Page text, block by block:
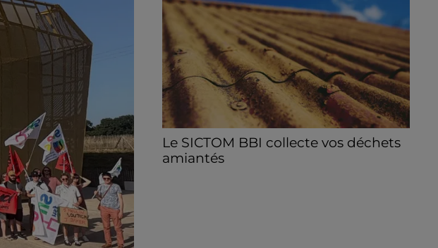
Le SICTOM BBI collecte vos déchets
amiantés